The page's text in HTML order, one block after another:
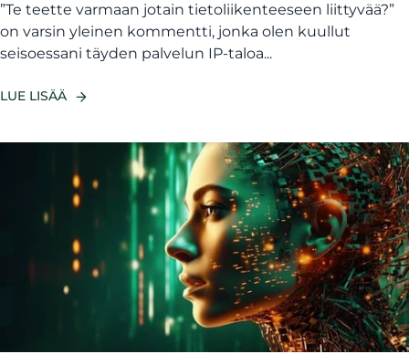
”Te teette varmaan jotain tietoliikenteeseen liittyvää?”
on varsin yleinen kommentti, jonka olen kuullut
seisoessani täyden palvelun IP-taloa...
LUE LISÄÄ